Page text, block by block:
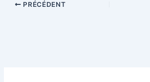
PRÉCÉDENT